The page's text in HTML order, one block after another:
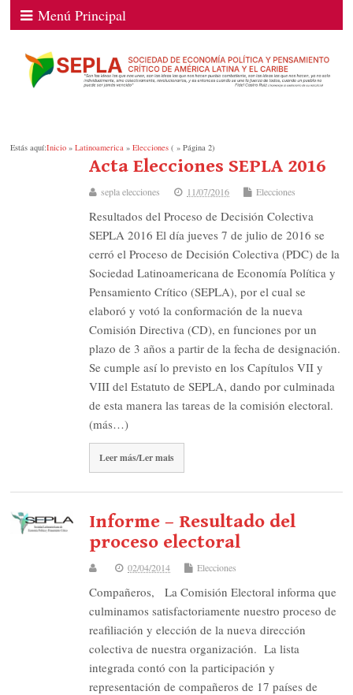
Menú Principal
Estás aquí:Inicio »Latinoamerica »Elecciones ( » Página 2)
Acta Elecciones SEPLA 2016
sepla elecciones 11/07/2016 Elecciones
Resultados del Proceso de Decisión Colectiva
SEPLA 2016 El día jueves 7 de julio de 2016 se
cerró el Proceso de Decisión Colectiva (PDC) de la
Sociedad Latinoamericana de Economía Política y
Pensamiento Crítico (SEPLA), por el cual se
elaboró y votó la conformación de la nueva
Comisión Directiva (CD), en funciones por un
plazo de 3 años a partir de la fecha de designación.
Se cumple así lo previsto en los Capítulos VII y
VIII del Estatuto de SEPLA, dando por culminada
de esta manera las tareas de la comisión electoral.
(más…)
Leer más/Ler mais
Informe – Resultado del
proceso electoral
02/04/2014 Elecciones
Compañeros, La Comisión Electoral informa que
culminamos satisfactoriamente nuestro proceso de
reafiliación y elección de la nueva dirección
colectiva de nuestra organización. La lista
integrada contó con la participación y
representación de compañeros de 17 países de